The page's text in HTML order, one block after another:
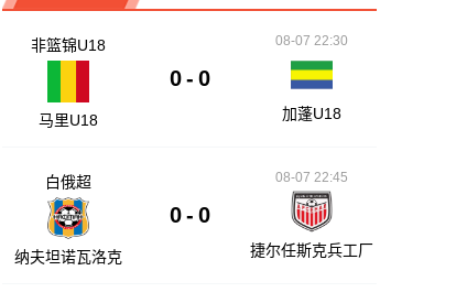
非篮锦U18
马里U18
0 - 0
08-07 22:30
加蓬U18
白俄超
纳夫坦诺瓦洛克
0 - 0
08-07 22:45
捷尔任斯克兵工厂